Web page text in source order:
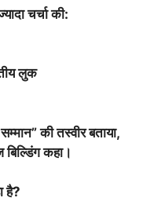
चर्चा की:
लुक
की तस्वीर बताया,
बिल्डिंग कहा।
है?